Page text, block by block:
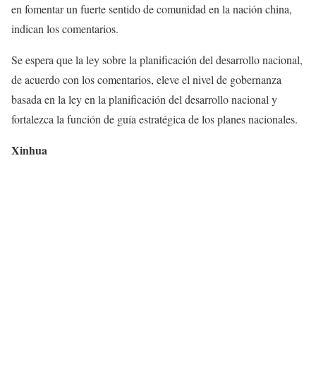
en fomentar un fuerte sentido de comunidad en la nación china,
indican los comentarios.
Se espera que la ley sobre la planificación del desarrollo nacional,
de acuerdo con los comentarios, eleve el nivel de gobernanza
basada en la ley en la planificación del desarrollo nacional y
fortalezca la función de guía estratégica de los planes nacionales.
Xinhua